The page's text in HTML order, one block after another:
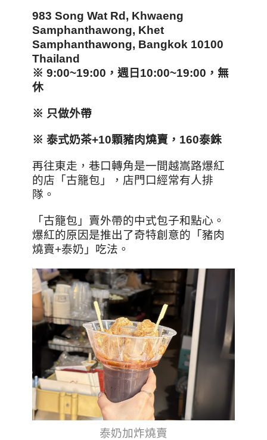
983 Song Wat Rd, Khwaeng
Samphanthawong, Khet
Samphanthawong, Bangkok 10100
Thailand
※ 9:00~19:00 ， 週日10:00~19:00 ， 無
休
※ 只做外帶
※ 泰式奶茶+10顆豬肉燒賣，160泰銖
再往東走，巷口轉角是一間越嵩路爆紅
的店「古籠包」，店門口經常有人排
隊。
「古籠包」賣外帶的中式包子和點心。
爆紅的原因是推出了奇特創意的「豬肉
燒賣+泰奶」吃法。
泰奶加炸燒賣